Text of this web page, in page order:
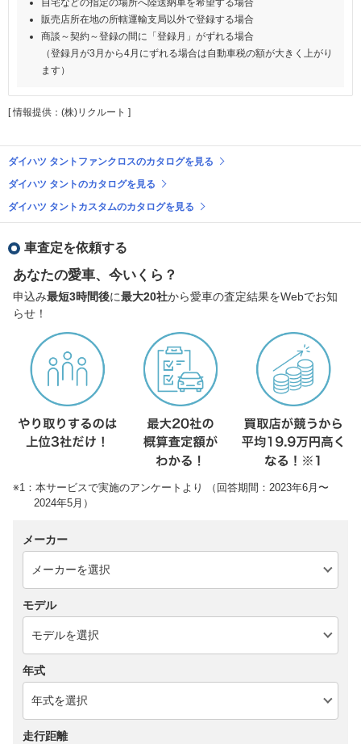
販売店所在地の所轄運輸支局以外で登録する場合
商談～契約～登録の間に「登録月」がずれる場合
（登録月が3月から4月にずれる場合は自動車税の額が大きく上がり
ます）
[ 情報提供：(株)リクルート ]
ダイハツ タントファンクロスのカタログを見る
ダイハツ タントのカタログを見る
ダイハツ タントカスタムのカタログを見る
車査定を依頼する
あなたの愛車、今いくら？
申込み最短3時間後に最大20社から愛車の査定結果をWebでお知
らせ！
※1：本サービスで実施のアンケートより （回答期間：2023年6月〜
2024年5月）
メーカー
モデル
年式
走行距離